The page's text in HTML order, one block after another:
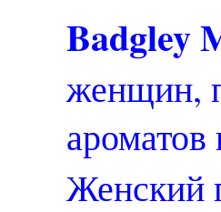
Badgley
женщин,